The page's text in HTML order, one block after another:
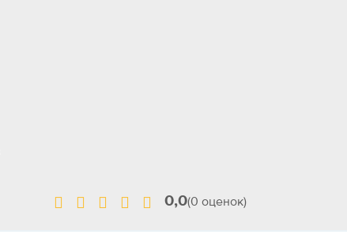
0,0(0 оценок)